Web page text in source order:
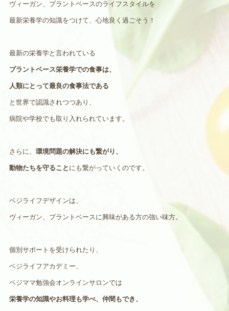
ヴィーガン、プラントベースのライフスタイルを
最新栄養学の知識をつけて、心地良く過ごそう！
最新の栄養学と言われている
プラントベース栄養学での食事は、
人類にとって最良の食事法である
と世界で認識されつつあり、
病院や学校でも取り入れられています。
さらに、 環境問題の解決にも繋がり、
動物たちを守ること にも繋がっていくのです。
ベジライフデザインは、
ヴィーガン、プラントベースに興味がある方の強い味方。
個別サポートを受けられたり、
ベジライフアカデミー、
ベジママ勉強会オンラインサロンでは
栄養学の知識やお料理も学べ、仲間もでき、